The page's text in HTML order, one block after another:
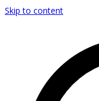
Skip to content